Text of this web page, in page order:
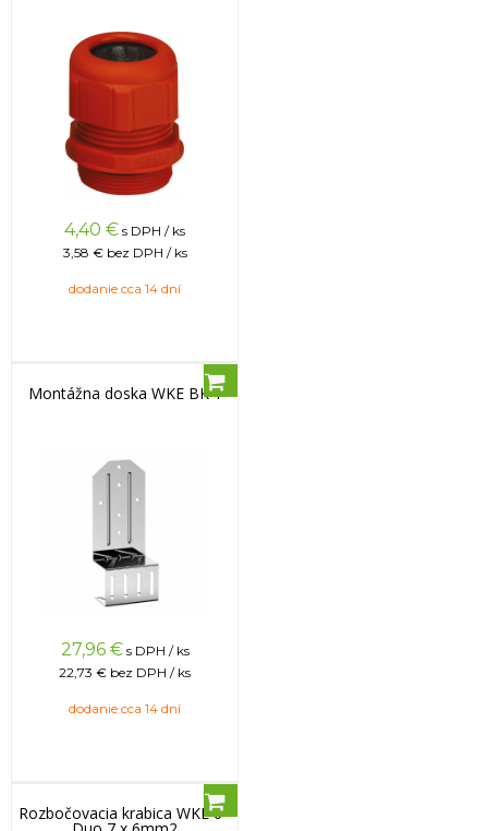
4,40 € s DPH / ks
3,58 € bez DPH / ks
dodanie cca 14 dní
Montážna doska WKE BK 1
27,96 € s DPH / ks
22,73 € bez DPH / ks
dodanie cca 14 dní
Rozbočovacia krabica WKE 6 -